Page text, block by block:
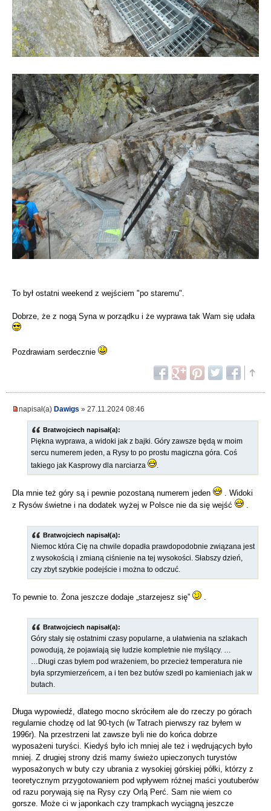
To był ostatni weekend z wejściem "po staremu".
Dobrze, że z nogą Syna w porządku i że wyprawa tak Wam się udała
Pozdrawiam serdecznie
napisał(a) Dawigs » 27.11.2024 08:46
Bratwojciech napisał(a):
Piękna wyprawa, a widoki jak z bajki. Góry zawsze będą w moim
sercu numerem jeden, a Rysy to po prostu magiczna góra. Coś
takiego jak Kasprowy dla narciarza
Dla mnie też góry są i pewnie pozostaną numerem jeden
. Widoki
z Rysów świetne i na dodatek wyżej w Polsce nie da się wejść
Bratwojciech napisał(a):
Niemoc która Cię na chwile dopadła prawdopodobnie związana jest
z wysokością i zmianą ciśnienie na tej wysokości. Słabszy dzień,
czy zbyt szybkie podejście i można to odczuć.
To pewnie to. Żona jeszcze dodaje „starzejesz się”
Bratwojciech napisał(a):
Góry stały się ostatnimi czasy popularne, a ułatwienia na szlakach
powodują, że pojawiają się ludzie kompletnie nie myślący. …
…Długi czas byłem pod wrażeniem, bo przecież temperatura nie
była sprzymierzeńcem, a i ten bez butów szedł po kamieniach jak w
butach.
Długa wypowiedź, dlatego mocno skróciłem ale do rzeczy po górach
regularnie chodzę od lat 90-tych (w Tatrach pierwszy raz byłem w
1996r). Na przestrzeni lat zawsze byli nie do końca dobrze
wyposażeni turyści. Kiedyś było ich mniej ale też i wędrujących było
mniej. Z drugiej strony dziś mamy świeżo upieczonych turystów
wyposażonych w buty czy ubrania z wysokiej górskiej półki, którzy z
teoretycznym przygotowaniem pod wpływem różnej maści youtuberów
od razu porywają się na Rysy czy Orlą Perć. Sam nie wiem co
gorsze. Może ci w japonkach czy trampkach wyciągną jeszcze